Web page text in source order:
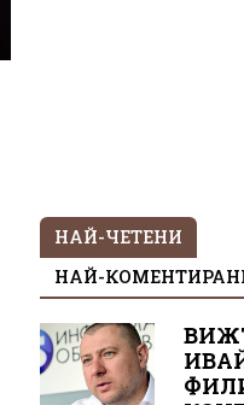
НАЙ-ЧЕТЕНИ
НАЙ-